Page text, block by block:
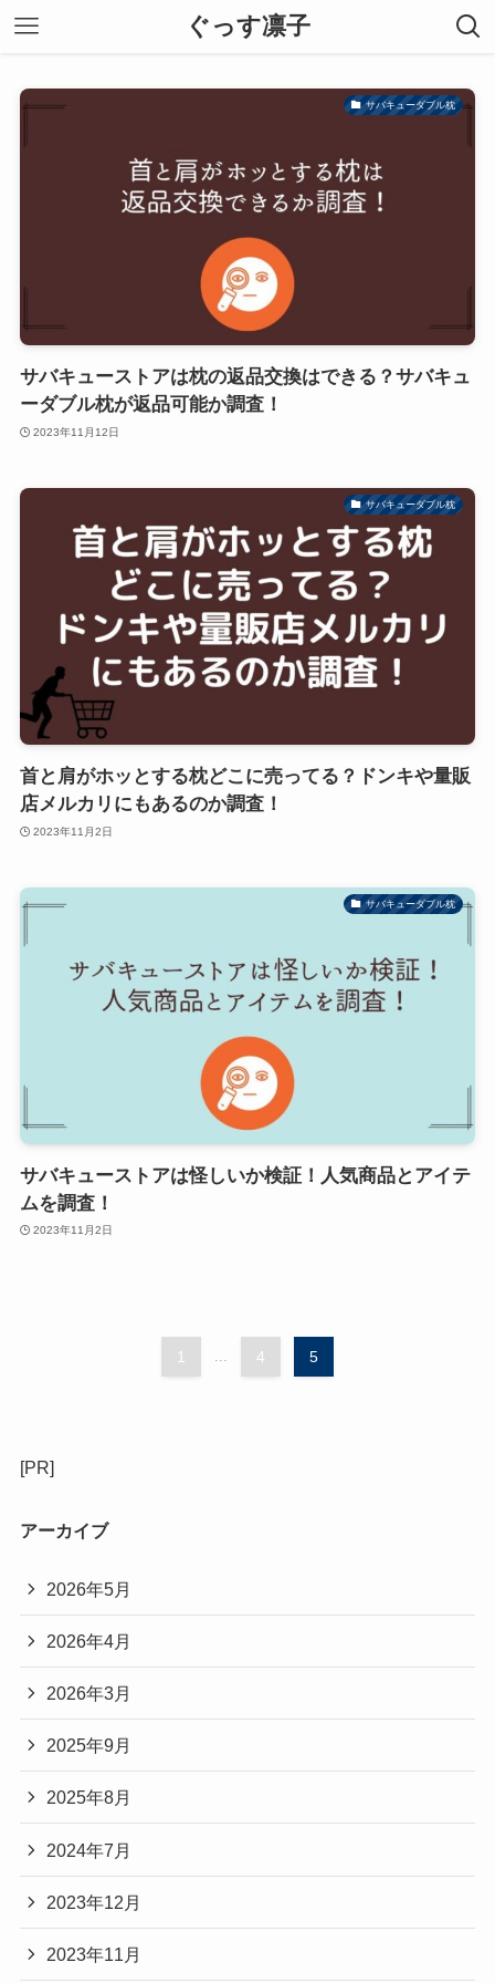
ぐっす凛子
サバキューダブル枕
サバキューストアは枕の返品交換はできる？サバキュ
ーダブル枕が返品可能か調査！
2023年11月12日
サバキューダブル枕
首と肩がホッとする枕どこに売ってる？ドンキや量販
店メルカリにもあるのか調査！
2023年11月2日
サバキューダブル枕
サバキューストアは怪しいか検証！人気商品とアイテ
ムを調査！
2023年11月2日
1 4 5
[PR]
アーカイブ
2026年5月
2026年4月
2026年3月
2025年9月
2025年8月
2024年7月
2023年12月
2023年11月